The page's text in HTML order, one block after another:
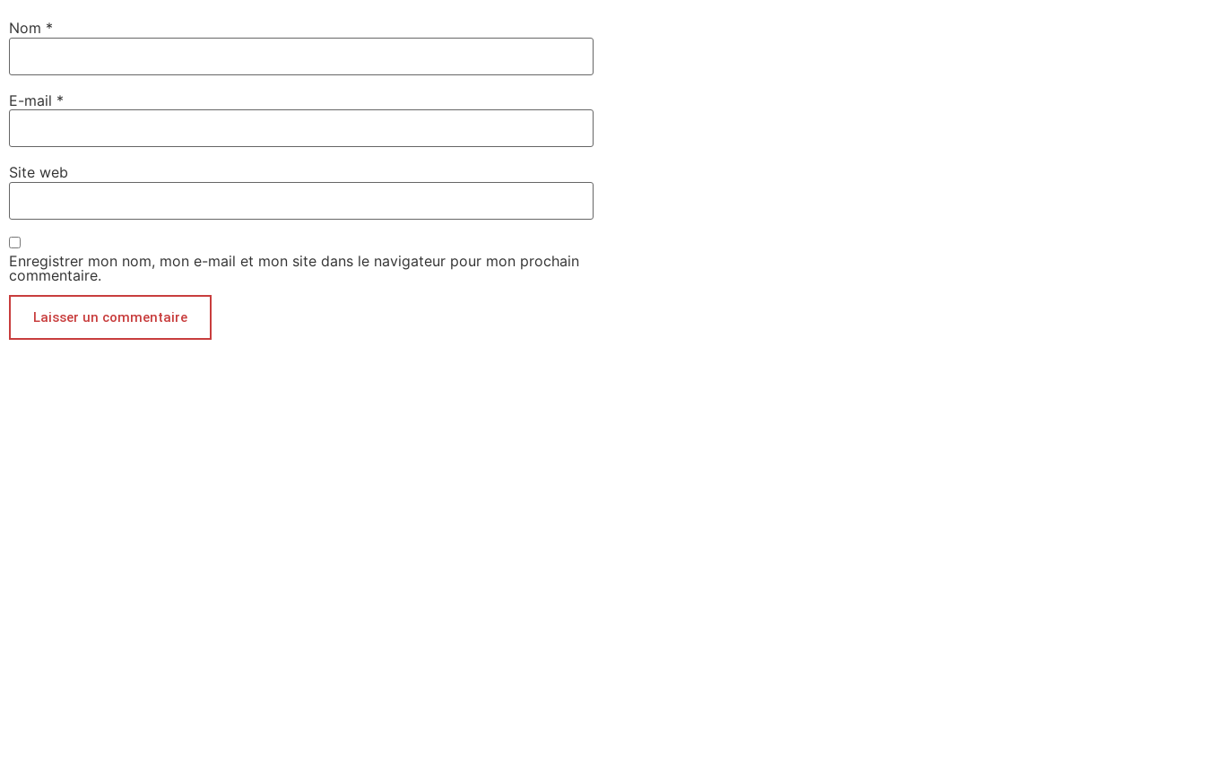
Nom *
E-mail *
Site web
Enregistrer mon nom, mon e-mail et mon site dans le navigateur pour mon prochain
commentaire.